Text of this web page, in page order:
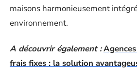
maisons harmonieusement
environnement.
A découvrir également :
frais fixes : la solution